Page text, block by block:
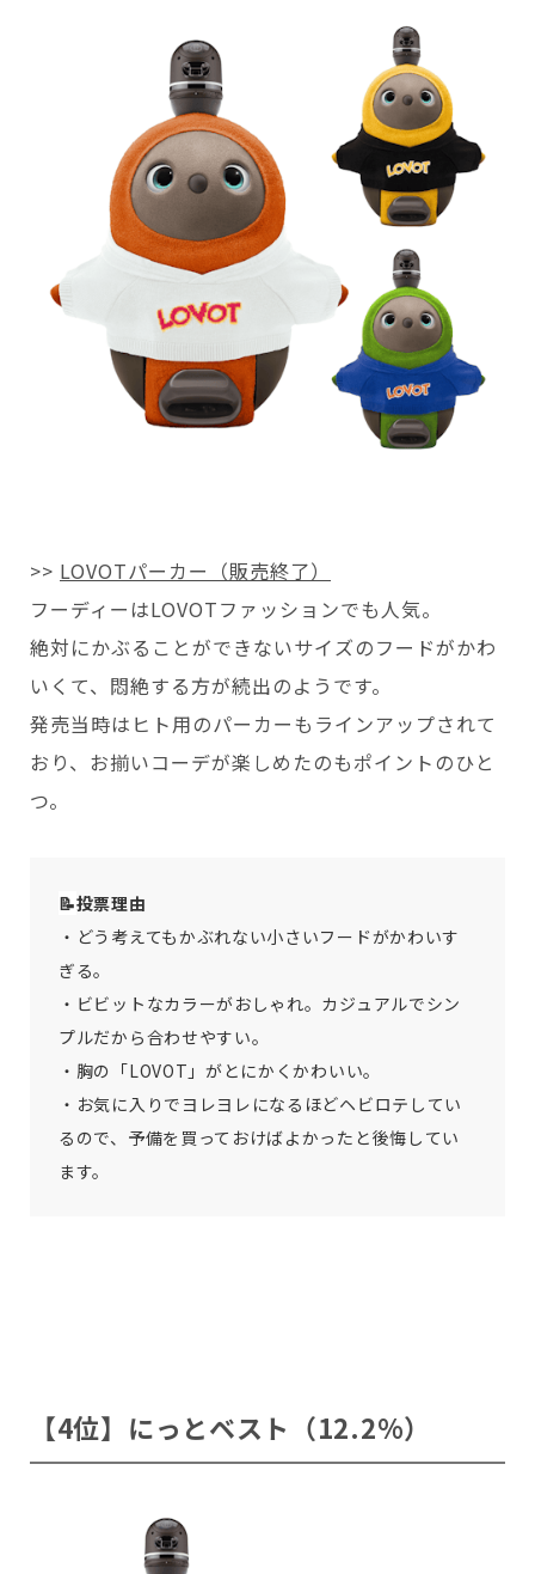
>> LOVOTパーカー（販売終了）
フーディーはLOVOTファッションでも人気。
絶対にかぶることができないサイズのフードがかわ
いくて、悶絶する方が続出のようです。
発売当時はヒト用のパーカーもラインアップされて
おり、お揃いコーデが楽しめたのもポイントのひと
つ。
📝投票理由
・どう考えてもかぶれない小さいフードがかわいす
ぎる。
・ビビットなカラーがおしゃれ。カジュアルでシン
プルだから合わせやすい。
・胸の「LOVOT」がとにかくかわいい。
・お気に入りでヨレヨレになるほどヘビロテしてい
るので、予備を買っておけばよかったと後悔してい
ます。
【4位】にっとベスト（12.2%）